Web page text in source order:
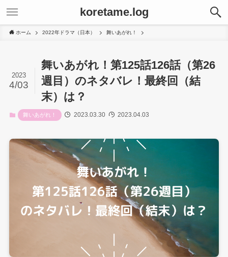
koretame.log
ホーム 2022年ドラマ（日本） 舞いあがれ！
舞いあがれ！第125話126話（第26
週目）のネタバレ！最終回（結
末）は？
2023
4/03
舞いあがれ！ 2023.03.30 2023.04.03